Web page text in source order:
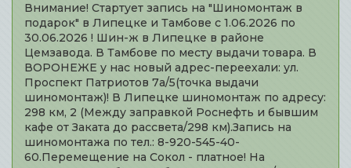
Внимание! Стартует запись на "Шиномонтаж в
подарок" в Липецке и Тамбове с 1.06.2026 по
30.06.2026 ! Шин-ж в Липецке в районе
Цемзавода. В Тамбове по месту выдачи товара. В
ВОРОНЕЖЕ у нас новый адрес-переехали: ул.
Проспект Патриотов 7а/5(точка выдачи
шиномонтаж)! В Липецке шиномонтаж по адресу:
298 км, 2 (Между заправкой Роснефть и бывшим
кафе от Заката до рассвета/298 км).Запись на
шиномонтажа по тел.: 8-920-545-40-
60.Перемещение на Сокол - платное! На